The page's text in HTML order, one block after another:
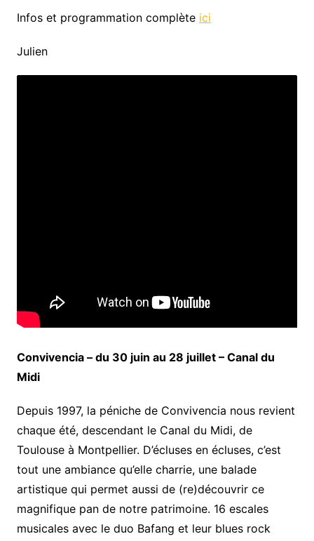
Infos et programmation complète ici
Julien
Convivencia – du 30 juin au 28 juillet – Canal du
Midi
Depuis 1997, la péniche de Convivencia nous revient
chaque été, descendant le Canal du Midi, de
Toulouse à Montpellier. D’écluses en écluses, c’est
tout une ambiance qu’elle charrie, une balade
artistique qui permet aussi de (re)découvrir ce
magnifique pan de notre patrimoine. 16 escales
musicales avec le duo Bafang et leur blues rock